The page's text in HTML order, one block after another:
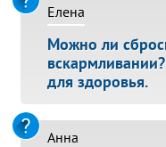
Елена
Можно ли
для здоровья.
Анна